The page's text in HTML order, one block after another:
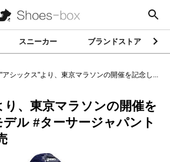
スニーカー ブランドストア
"アシックス"より、東京マラソンの開催を記念し...
、東京マラソンの開催を
ル #ターサージャパント